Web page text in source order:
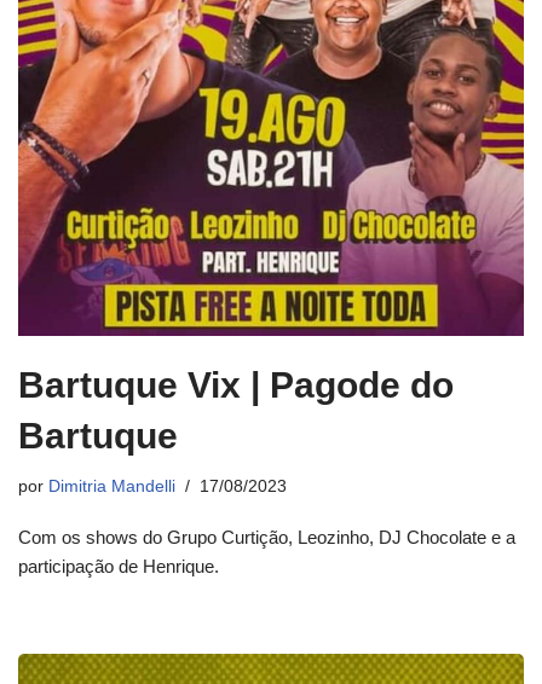
Bartuque Vix | Pagode do
Bartuque
por Dimitria Mandelli 17/08/2023
Com os shows do Grupo Curtição, Leozinho, DJ Chocolate e a
participação de Henrique.